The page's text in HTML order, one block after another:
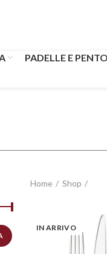
PADELLE E
Home Shop
IN ARRIVO